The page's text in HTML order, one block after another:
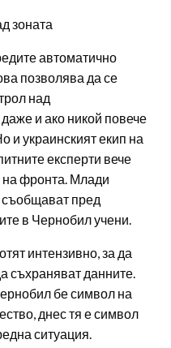
зоната
автоматично
позволява да се
над
и ако никой повече
и украинският екип на
експерти вече
на фронта. Млади
съобщават пред
в Чернобил учени.
интензивно, за да
съхраняват данните.
бе символ на
днес тя е символ
ситуация.